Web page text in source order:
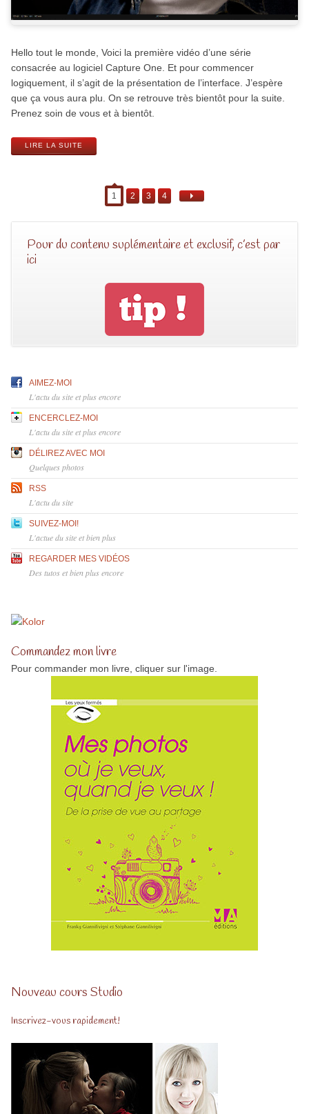
Hello tout le monde, Voici la première vidéo d’une série
consacrée au logiciel Capture One. Et pour commencer
logiquement, il s’agit de la présentation de l’interface. J’espère
que ça vous aura plu. On se retrouve très bientôt pour la suite.
Prenez soin de vous et à bientôt.
LIRE LA SUITE
1 2 3 4
Pour du contenu suplémentaire et exclusif, c’est par
ici
AIMEZ-MOI
L'actu du site et plus encore
ENCERCLEZ-MOI
L'actu du site et plus encore
DÉLIREZ AVEC MOI
Quelques photos
RSS
L'actu du site
SUIVEZ-MOI!
L'actue du site et bien plus
REGARDER MES VIDÉOS
Des tutos et bien plus encore
Commandez mon livre
Pour commander mon livre, cliquer sur l'image.
Nouveau cours Studio
Inscrivez-vous rapidement!